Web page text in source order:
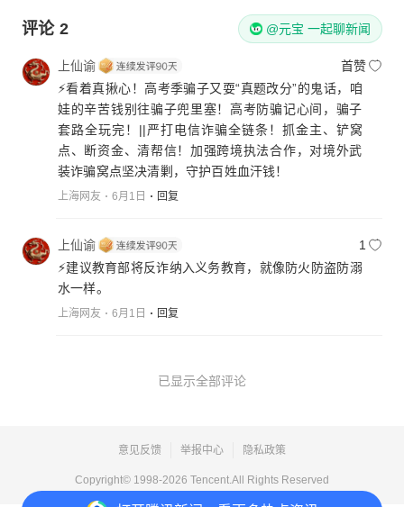
评论 2 @元宝 一起聊新闻
上仙谕
首赞
⚡️看着真揪心！高考季骗子又耍“真题改分”的鬼话，咱
娃的辛苦钱别往骗子兜里塞！高考防骗记心间，骗子
套路全玩完！||严打电信诈骗全链条！抓金主、铲窝
点、断资金、清帮信！加强跨境执法合作，对境外武
装诈骗窝点坚决清剿，守护百姓血汗钱！
上海网友 6月1日 回复
上仙谕
1
⚡️建议教育部将反诈纳入义务教育，就像防火防盗防溺
水一样。
上海网友 6月1日 回复
已显示全部评论
意见反馈 举报中心 隐私政策
Copyright© 1998-2026 Tencent.All Rights Reserved